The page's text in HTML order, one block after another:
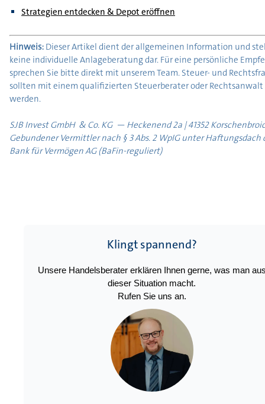
Strategien entdecken & Depot eröffnen
Hinweis: Dieser Artikel dient der allgemeinen Information und
keine individuelle Anlageberatung dar. Für eine persönliche
sprechen Sie bitte direkt mit unserem Team. Steuer- und
sollten mit einem qualifizierten Steuerberater oder
werden.
SJB Invest GmbH & Co. KG — Heckenend 2a | 41352
Gebundener Vermittler nach § 3 Abs. 2 WpIG unter Haftungsdach
Bank für Vermögen AG (BaFin-reguliert)
Klingt spannend?
Unsere Handelsberater erklären Ihnen gerne, was man
dieser Situation macht.
Rufen Sie uns an.